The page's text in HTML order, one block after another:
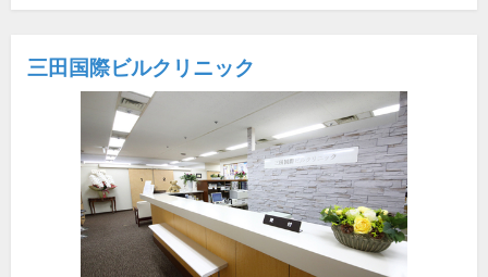
三田国際ビルクリニック